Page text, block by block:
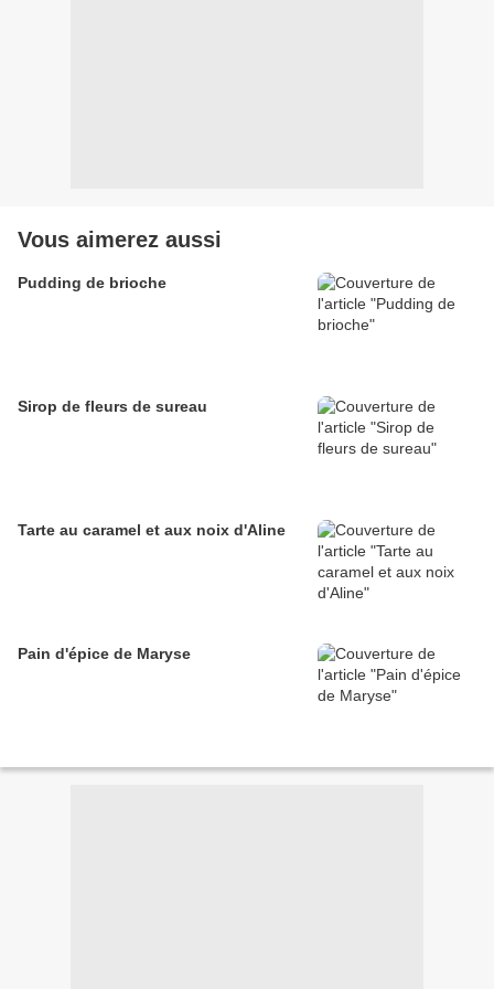
Vous aimerez aussi
Pudding de brioche
Sirop de fleurs de sureau
Tarte au caramel et aux noix d'Aline
Pain d'épice de Maryse